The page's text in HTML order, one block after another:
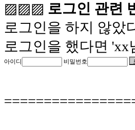
▨▨▨ 로그인 관련
로그인을 하지 않았
로그인을 했다면
아이디 비밀번호